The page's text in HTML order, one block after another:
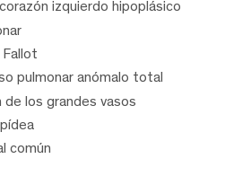
izquierdo hipoplásico
pulmonar anómalo total
de los grandes vasos
común